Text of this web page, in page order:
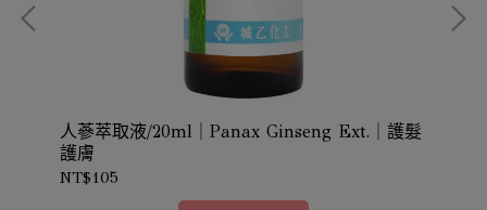
人蔘萃取液/20ml｜Panax Ginseng Ext.｜護髮
護膚
NT$105